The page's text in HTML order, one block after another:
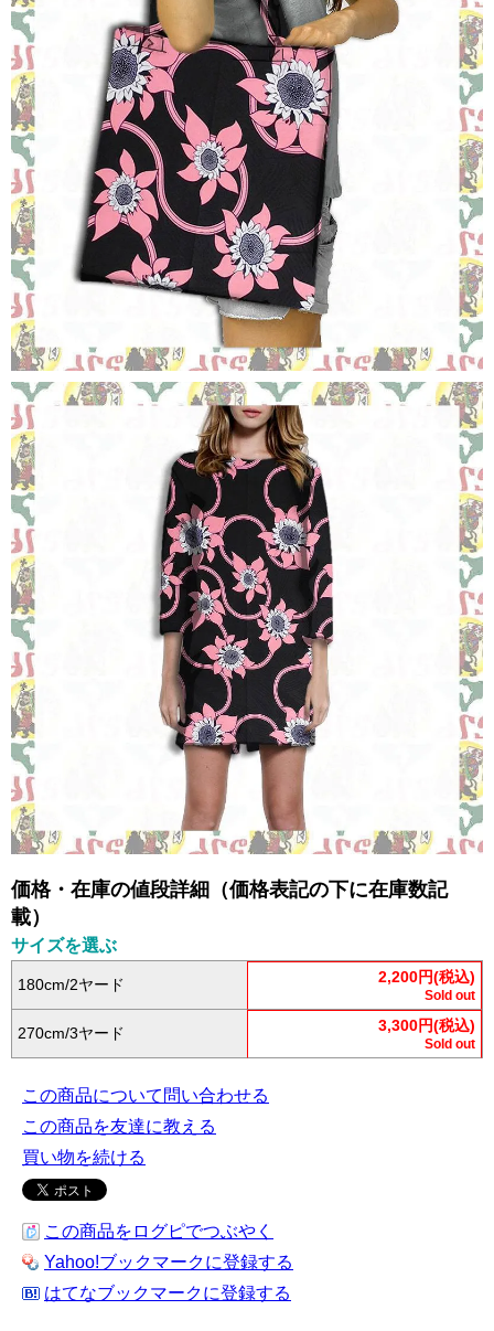
価格・在庫の値段詳細（価格表記の下に在庫数記
載）
サイズを選ぶ
180cm/2ヤード 2,200円(税込)
Sold out
270cm/3ヤード 3,300円(税込)
Sold out
この商品について問い合わせる
この商品を友達に教える
買い物を続ける
この商品をログピでつぶやく
Yahoo!ブックマークに登録する
はてなブックマークに登録する